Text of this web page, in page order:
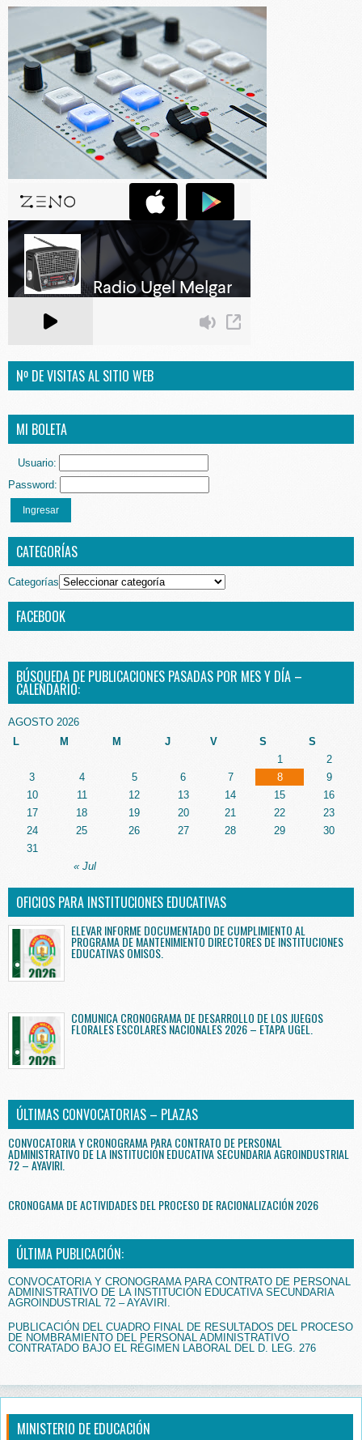
Nº DE VISITAS AL SITIO WEB
MI BOLETA
Usuario:
Password:
Ingresar
CATEGORÍAS
Categorías
FACEBOOK
BÚSQUEDA DE PUBLICACIONES PASADAS POR MES Y DÍA –
CALENDARIO:
AGOSTO 2026
L
M M J V S S
« Jul
1
2
3
4 5 6 7 8
9
10
11 12 13 14 15
16
17
18 19 20 21 22
23
24
25 26 27 28 29
30
31
OFICIOS PARA INSTITUCIONES EDUCATIVAS
ELEVAR INFORME DOCUMENTADO DE CUMPLIMIENTO AL
PROGRAMA DE MANTENIMIENTO DIRECTORES DE INSTITUCIONES
EDUCATIVAS OMISOS.
COMUNICA CRONOGRAMA DE DESARROLLO DE LOS JUEGOS
FLORALES ESCOLARES NACIONALES 2026 – ETAPA UGEL.
ÚLTIMAS CONVOCATORIAS – PLAZAS
CONVOCATORIA Y CRONOGRAMA PARA CONTRATO DE PERSONAL
ADMINISTRATIVO DE LA INSTITUCIÓN EDUCATIVA SECUNDARIA AGROINDUSTRIAL
72 – AYAVIRI.
CRONOGAMA DE ACTIVIDADES DEL PROCESO DE RACIONALIZACIÓN 2026
ÚLTIMA PUBLICACIÓN:
CONVOCATORIA Y CRONOGRAMA PARA CONTRATO DE PERSONAL
ADMINISTRATIVO DE LA INSTITUCIÓN EDUCATIVA SECUNDARIA
AGROINDUSTRIAL 72 – AYAVIRI.
PUBLICACIÓN DEL CUADRO FINAL DE RESULTADOS DEL PROCESO
DE NOMBRAMIENTO DEL PERSONAL ADMINISTRATIVO
CONTRATADO BAJO EL RÉGIMEN LABORAL DEL D. LEG. 276
MINISTERIO DE EDUCACIÓN